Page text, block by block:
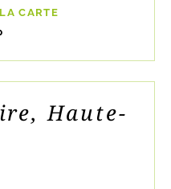
CARTE
Haute-